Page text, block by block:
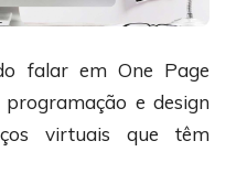
falar em One Page
e design
virtuais que têm